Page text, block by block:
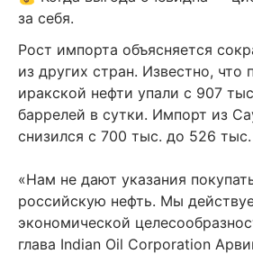
за себя.
Рост импорта объясняется
из других стран. Известно, что
иракской нефти упали с 907
баррелей в сутки. Импорт из
снизился с 700 тыс. до 526
«Нам не дают указания
российскую нефть. Мы
экономической
глава Indian Oil Corporation